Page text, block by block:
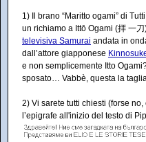
1) Il brano “Maritto ogami” di
un richiamo a Ittō Ogami (拝 一
televisiva Samurai andata in
dall’attore giapponese
e non semplicemente Itto
sposato… Vabbè, questa la
2) Vi sarete tutti chiesti (forse
l’epigrafe all'inizio del testo di